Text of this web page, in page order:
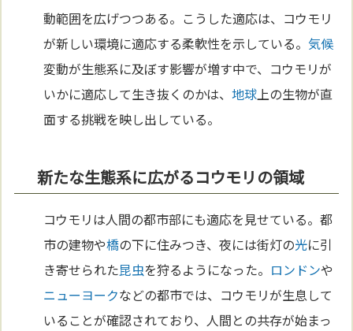
動範囲を広げつつある。こうした適応は、コウモリ
が新しい環境に適応する柔軟性を示している。気候
変動が生態系に及ぼす影響が増す中で、コウモリが
いかに適応して生き抜くのかは、地球上の生物が直
面する挑戦を映し出している。
新たな生態系に広がるコウモリの領域
コウモリは人間の都市部にも適応を見せている。都
市の建物や橋の下に住みつき、夜には街灯の光に引
き寄せられた昆虫を狩るようになった。 ロンドンや
ニューヨークなどの都市では、コウモリが生息して
いることが確認されており、人間との共存が始まっ